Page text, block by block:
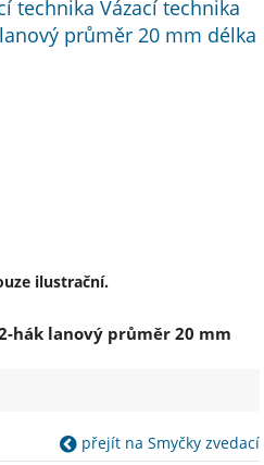
technika Vázací technika
průměr 20 mm délka
ilustrační.
hák lanový průměr 20 mm
přejít na Smyčky zvedací